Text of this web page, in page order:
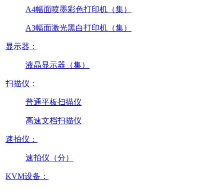
A4幅面喷墨彩色打印机（集）
A3幅面激光黑白打印机（集）
显示器：
液晶显示器（集）
扫描仪：
普通平板扫描仪
高速文档扫描仪
速拍仪：
速拍仪（分）
KVM设备：